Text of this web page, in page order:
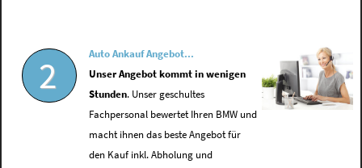
2
Auto Ankauf Angebot...
Unser Angebot kommt in wenigen
Stunden. Unser geschultes
Fachpersonal bewertet Ihren BMW und
macht ihnen das beste Angebot für
den Kauf inkl. Abholung und